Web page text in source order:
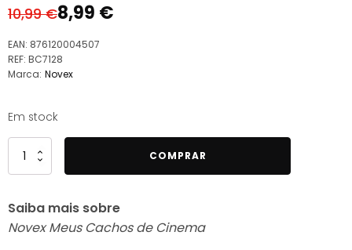
10,99€
O
preço
original
era:
8,99 €
O
preço
atual
é:
EAN: 876120004507
REF: BC7128
Marca: Novex
Em stock
Quantidade
de
Meus
Cachos
COMPRAR
Saiba mais sobre
Novex Meus Cachos de Cinema